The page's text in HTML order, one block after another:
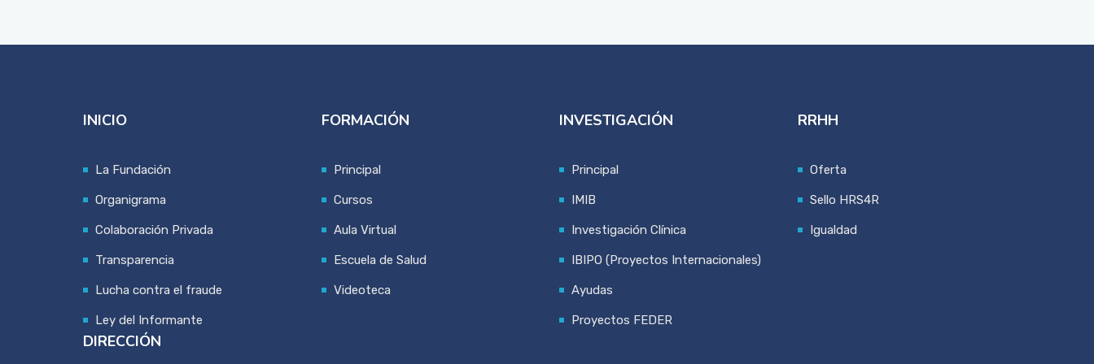
INICIO
La Fundación
Organigrama
Colaboración Privada
Transparencia
Lucha contra el fraude
Ley del Informante
FORMACIÓN
Principal
Cursos
Aula Virtual
Escuela de Salud
Videoteca
INVESTIGACIÓN
Principal
IMIB
Investigación Clínica
IBIPO (Proyectos Internacionales)
Ayudas
Proyectos FEDER
RRHH
Oferta
Sello HRS4R
Igualdad
DIRECCIÓN